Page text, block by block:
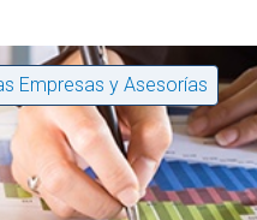
Empresas y Asesorías